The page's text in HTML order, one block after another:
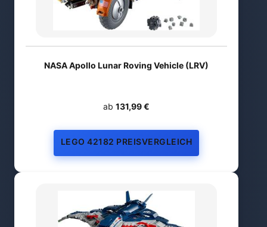
NASA Apollo Lunar Roving Vehicle (LRV)
ab 131,99 €
LEGO 42182 PREISVERGLEICH